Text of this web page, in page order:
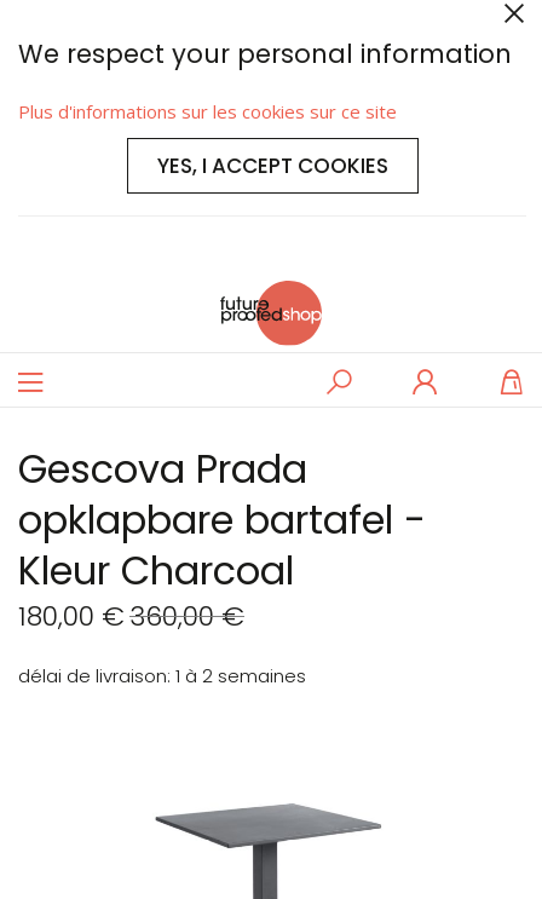
We respect your personal information
Plus d'informations sur les cookies sur ce site
YES, I ACCEPT COOKIES
Basculer
Rechercher
Gescova Prada
opklapbare bartafel -
Kleur Charcoal
180,00 €360,00 €
délai de livraison 1 à 2 semaines